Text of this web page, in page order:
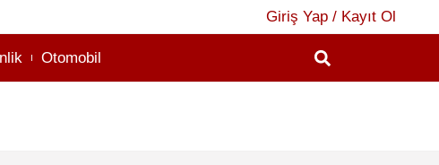
Giriş Yap / Kayıt Ol
Otomobil